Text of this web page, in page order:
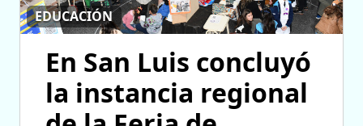
EDUCACIÓN
En San Luis concluyó
la instancia regional